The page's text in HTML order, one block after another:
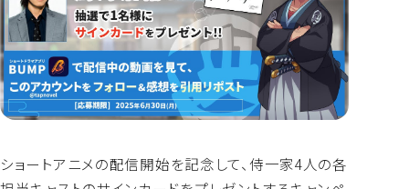
ショートアニメの配信開始を記念して、侍一家4人の各